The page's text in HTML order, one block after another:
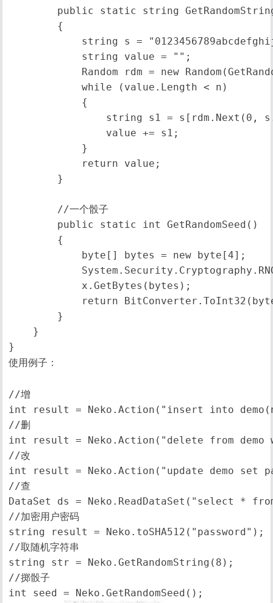
public static string
        {
string s =
            string value = "";
Random rdm = new
            while (value.Length < n)
            {
string s1 = s[rdm.Next(0,
                value += s1;
            }
            return value;
        }
        //一个骰子
        public static int GetRandomSeed()
        {
            byte[] bytes = new byte[4];
            x.GetBytes(bytes);
return
        }
    }
}
使用例子：
//增
int result = Neko.Action("insert into
//删
int result = Neko.Action("delete from demo
//改
int result = Neko.Action("update demo set
//查
DataSet ds = Neko.ReadDataSet("select *
//加密用户密码
string result = Neko.toSHA512("password");
//取随机字符串
string str = Neko.GetRandomString(8);
//掷骰子